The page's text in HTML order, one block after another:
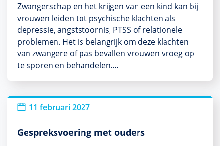
Zwangerschap en het krijgen van een kind kan bij
vrouwen leiden tot psychische klachten als
depressie, angststoornis, PTSS of relationele
problemen. Het is belangrijk om deze klachten
van zwangere of pas bevallen vrouwen vroeg op
te sporen en behandelen.…
11 februari 2027
Gespreksvoering met ouders